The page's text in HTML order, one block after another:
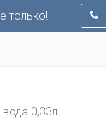
только!
0,33л